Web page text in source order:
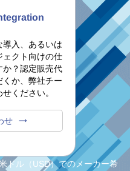
導入
、あるいは
ェクト向けの仕
？認定販売代
くか 、弊社チー
ください。
せ
ドル（USD）でのメーカー希